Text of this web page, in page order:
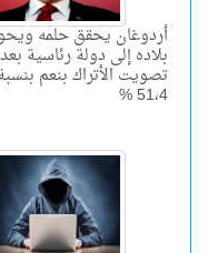
أردوغان يحقق حلمه
بلاده إلى دولة رئاسية بعد
تصويت الأتراك بنعم
51،4 %